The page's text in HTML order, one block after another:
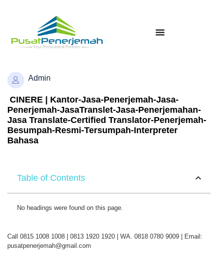
Admin
CINERE | Kantor-Jasa-Penerjemah-Jasa-
Penerjemah-JasaTranslet-Jasa-Penerjemahan-
Jasa Translate-Certified Translator-Penerjemah-
Besumpah-Resmi-Tersumpah-Interpreter
Bahasa
Table of Contents
No headings were found on this page.
Call 0815 1008 1008 | 0813 1920 1920 | WA. 0818 0780 9009 | Email:
pusatpenerjemah@gmail.com